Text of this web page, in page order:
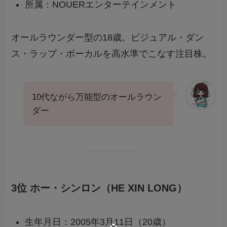
所属：NOUERエンターテインメント
オールラウンダー型の18歳。ビジュアル・ダン
ス・ラップ・ボーカルを高水準でこなす注目株。
10代ながら万能型のオールラウン
ダー
3位 ホー・シンロン（HE XIN LONG）
生年月日：2005年3月11日（20歳）